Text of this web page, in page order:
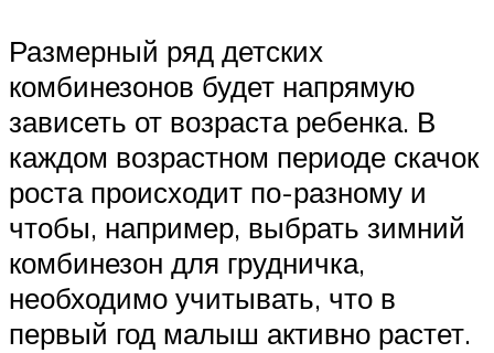
Размерный ряд детских
комбинезонов будет напрямую
зависеть от возраста ребенка. В
каждом возрастном периоде скачок
роста происходит по-разному и
чтобы, например, выбрать зимний
комбинезон для грудничка,
необходимо учитывать, что в
первый год малыш активно растет.